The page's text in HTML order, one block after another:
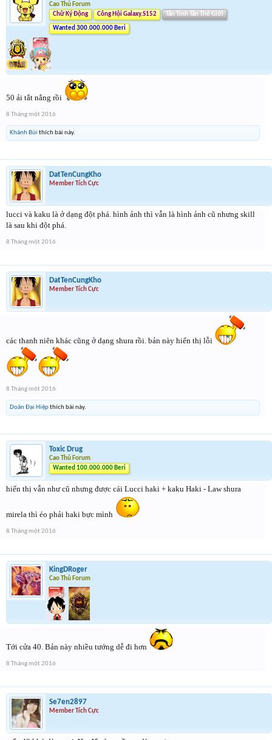
Cao Thủ Forum
Chữ Ký Động
Công Hội Galaxy.S152 Tân Tinh Tân Thế Giới
Wanted 300.000.000 Beri
50 ải tắt nắng rồi
8 Tháng một 2016
Khánh Bùi thích bài này.
DatTenCungKho
Member Tích Cực
lucci và kaku là ở dạng đột phá. hình ảnh thì vẫn là hình ảnh cũ nhưng skill
là sau khi đột phá.
8 Tháng một 2016
DatTenCungKho
Member Tích Cực
các thanh niên khác cũng ở dạng shura rồi. bản này hiển thị lỗi
8 Tháng một 2016
Doãn Đại Hiệpthích bài này.
Toxic Drug
Cao Thủ Forum
Wanted 100.000.000 Beri
hiển thị vẫn như cũ nhưng được cái Lucci haki + kaku Haki - Law shura
mirela thì éo phải haki bực mình
8 Tháng một 2016
KingDRoger
Cao Thủ Forum
Tới cửa 40. Bản này nhiều tướng dễ đi hơn
8 Tháng một 2016
Se7en2897
Member Tích Cực